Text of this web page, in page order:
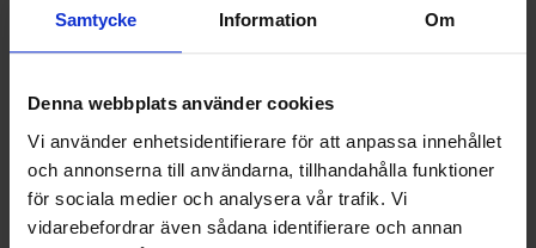
Samtycke Information Om
Denna webbplats använder cookies
Vi använder enhetsidentifierare för att anpassa innehållet
och annonserna till användarna, tillhandahålla funktioner
för sociala medier och analysera vår trafik. Vi
vidarebefordrar även sådana identifierare och annan
2022-01-28
LÄS MER
2021-07-07
Ohlssons i nytt avtal med Stockholms Hamnar